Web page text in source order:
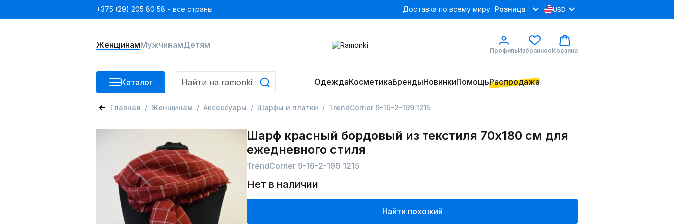
+375 (29) 205 80 58 - все страны Доставка по всему миру Розница USD
ЖенщинамМужчинамДетям
ПрофильИзбранноеКорзина
Каталог ОдеждаКосметикаБрендыНовинкиПомощьРаспродажа
Главная Женщинам Аксессуары Шарфы и платки TrendCorner 9-16-2-199 1215
Шарф красный бордовый из текстиля 70х180 см для
ежедневного стиля
TrendCorner 9-16-2-199 1215
Нет в наличии
Найти похожий